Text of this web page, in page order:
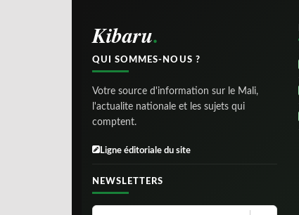
Kibaru
QUI SOMMES-NOUS ?
Votre source d'information sur le Mali,
l'actualite nationale et les sujets qui
comptent.
Ligne éditoriale du site
NEWSLETTERS